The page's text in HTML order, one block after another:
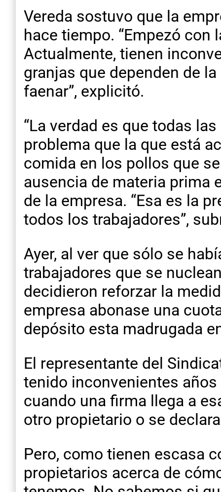
Vereda sostuvo que la
hace tiempo. “Empezó con
Actualmente, tienen
granjas que dependen de
faenar”, explicitó.
“La verdad es que todas
problema que la que está
comida en los pollos que
ausencia de materia prima
de la empresa. “Esa es la
todos los trabajadores”,
Ayer, al ver que sólo se
trabajadores que se
decidieron reforzar la
empresa abonase una
depósito esta madrugada
El representante del
tenido inconvenientes
cuando una firma llega a
otro propietario o se
Pero, como tienen escasa
propietarios acerca de